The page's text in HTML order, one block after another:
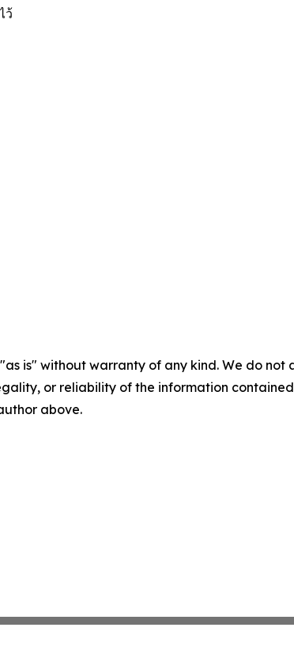
ว้
is" without warranty of any kind. We do
or reliability of the information
above.